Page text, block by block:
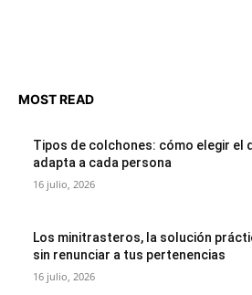
MOST READ
Tipos de colchones: cómo elegir el
adapta a cada persona
16 julio, 2026
Los minitrasteros, la solución
sin renunciar a tus pertenencias
16 julio, 2026